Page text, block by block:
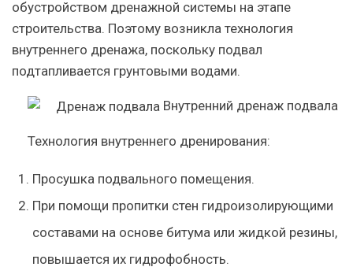
обустройством дренажной системы на этапе
строительства. Поэтому возникла технология
внутреннего дренажа, поскольку подвал
подтапливается грунтовыми водами.
Внутренний дренаж подвала
Технология внутреннего дренирования:
Просушка подвального помещения.
При помощи пропитки стен гидроизолирующими
составами на основе битума или жидкой резины,
повышается их гидрофобность.